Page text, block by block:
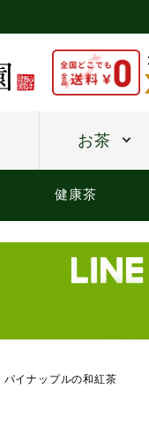
お茶
健康茶
パイナップルの和紅茶